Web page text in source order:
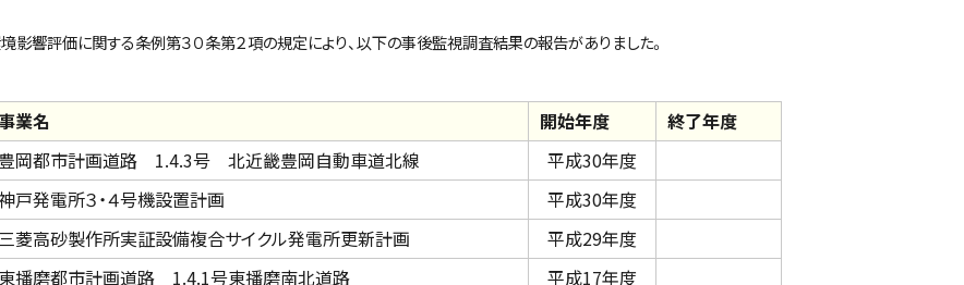
影響評価に関する条例第３０条第２項の規定により、以下の事後監視調査結果の報告がありました。
業名 開始年度
終了年度
豊岡都市計画道路 1.4.3号 北近畿豊岡自動車道北線
平成30年度
戸発電所３・４号機設置計画
平成30年度
三菱高砂製作所実証設備複合サイクル発電所更新計画
平成29年度
東播磨都市計画道路 1.4.1号東播磨南北道路
平成17年度